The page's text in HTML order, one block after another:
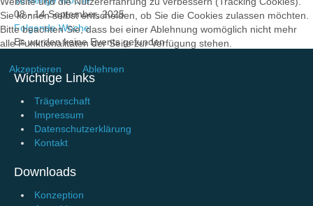
08 - 14 September, 2025
Folgende Woche
Es wurden keine Events gefunden
Wichtige Links
Trägerschaft
Impressum
Datenschutzerklärung
Kontakt
Downloads
Konzeption
Sie können selbst entscheiden, ob Sie die Cookies zulassen möchten.
Bitte beachten Sie, dass bei einer Ablehnung womöglich nicht mehr
alle Funktionalitäten der Seite zur Verfügung stehen.
Akzeptieren Ablehnen